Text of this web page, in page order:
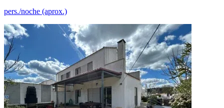
pers./noche (aprox.)